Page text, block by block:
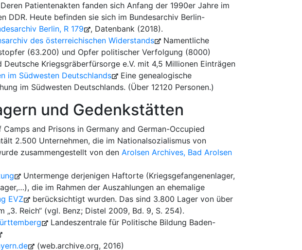
Patientenakten fanden sich Anfang der 1990er Jahre im
DDR. Heute befinden sie sich im Bundesarchiv Berlin-
Berlin, R 179
, Datenbank (2018).
des österreichischen Widerstands
Namentliche
(63.200) und Opfer politischer Verfolgung (8000)
Deutsche Kriegsgräberfürsorge e.V. mit 4,5 Millionen Einträgen
im Südwesten Deutschlands
Eine genealogische
im Südwesten Deutschlands. (Über 12120 Personen.)
und Gedenkstätten
Camps and Prisons in Germany and German-Occupied
2.500 Unternehmen, die im Nationalsozialismus von
zusammengestellt von den Arolsen Archives, Bad Arolsen
Untermenge derjenigen Haftorte (Kriegsgefangenenlager,
die im Rahmen der Auszahlungen an ehemalige
EVZ
berücksichtigt wurden. Das sind 3.800 Lager von über
Reich“ (vgl. Benz; Distel 2009, Bd. 9, S. 254).
Landeszentrale für Politische Bildung Baden-
(web.archive.org, 2016)